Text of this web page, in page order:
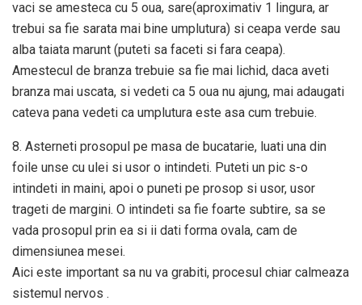
vaci se amesteca cu 5 oua, sare(aproximativ 1 lingura, ar
trebui sa fie sarata mai bine umplutura) si ceapa verde sau
alba taiata marunt (puteti sa faceti si fara ceapa).
Amestecul de branza trebuie sa fie mai lichid, daca aveti
branza mai uscata, si vedeti ca 5 oua nu ajung, mai adaugati
cateva pana vedeti ca umplutura este asa cum trebuie.
8. Asterneti prosopul pe masa de bucatarie, luati una din
foile unse cu ulei si usor o intindeti. Puteti un pic s-o
intindeti in maini, apoi o puneti pe prosop si usor, usor
trageti de margini. O intindeti sa fie foarte subtire, sa se
vada prosopul prin ea si ii dati forma ovala, cam de
dimensiunea mesei.
Aici este important sa nu va grabiti, procesul chiar calmeaza
sistemul nervos .